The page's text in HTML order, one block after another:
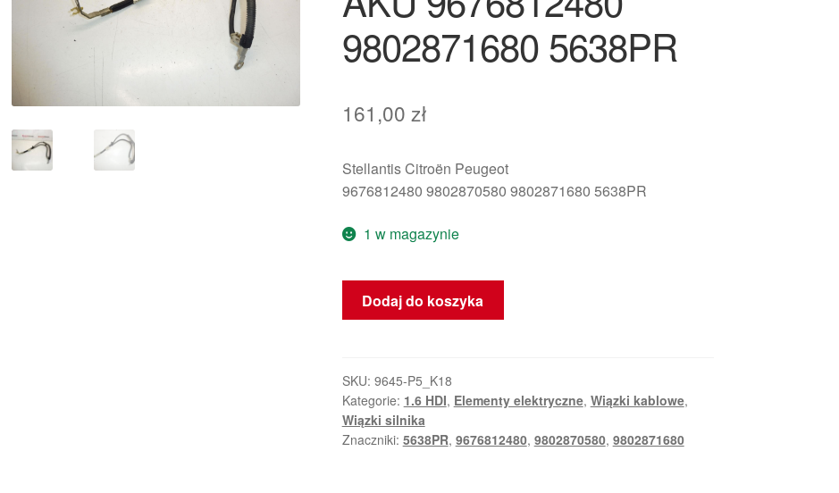
9802871680 5638PR
161,00 zł
Stellantis Citroën Peugeot
9676812480 9802870580 9802871680 5638PR
1 w magazynie
ilość
Kabel
akumulatora
AKU
9676812480
9802871680
Dodaj do koszyka
SKU: 9645-P5_K18
Kategorie: 1.6 HDI, Elementy elektryczne, Wiązki kablowe,
Wiązki silnika
Znaczniki: 5638PR, 9676812480, 9802870580, 9802871680